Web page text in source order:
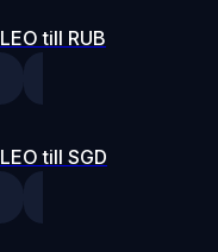
LEO till RUB
LEO till SGD